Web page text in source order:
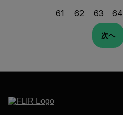
61
62 63 64
次へ